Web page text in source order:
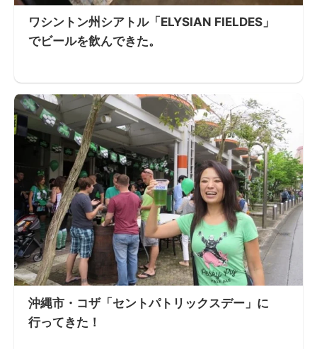
ワシントン州シアトル「ELYSIAN FIELDES」
でビールを飲んできた。
沖縄市・コザ「セントパトリックスデー」に
行ってきた！